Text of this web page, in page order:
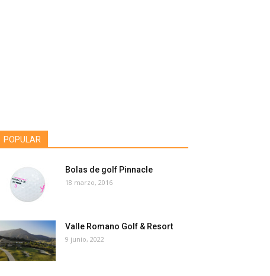
POPULAR
Bolas de golf Pinnacle
18 marzo, 2016
Valle Romano Golf & Resort
9 junio, 2022